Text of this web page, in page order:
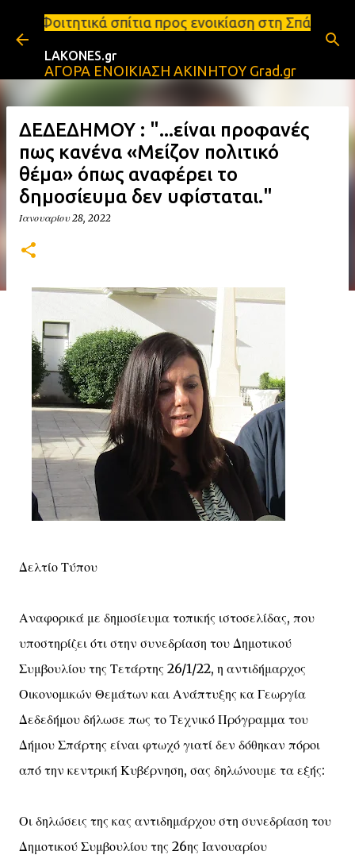
Μετάβαση στο κύριο περιεχόμενο
προς ενοικίαση στη Σπάρτη Ενοικιάσεις
LAKONES.gr
ΑΓΟΡΑ ΕΝΟΙΚΙΑΣΗ ΑΚΙΝΗΤΟΥ Grad.gr
ΔΕΔΕΔΗΜΟΥ : "...είναι προφανές
πως κανένα «Μείζον πολιτικό
θέμα» όπως αναφέρει το
δημοσίευμα δεν υφίσταται."
Ιανουαρίου 28, 2022
Δελτίο Τύπου
Αναφορικά με δημοσίευμα τοπικής ιστοσελίδας, που
υποστηρίζει ότι στην συνεδρίαση του Δημοτικού
Συμβουλίου της Τετάρτης 26/1/22, η αντιδήμαρχος
Οικονομικών Θεμάτων και Ανάπτυξης κα Γεωργία
Δεδεδήμου δήλωσε πως το Τεχνικό Πρόγραμμα του
Δήμου Σπάρτης είναι φτωχό γιατί δεν δόθηκαν πόροι
από την κεντρική Κυβέρνηση, σας δηλώνουμε τα εξής:
Οι δηλώσεις της κας αντιδημάρχου στη συνεδρίαση του
Δημοτικού Συμβουλίου της 26ης Ιανουαρίου